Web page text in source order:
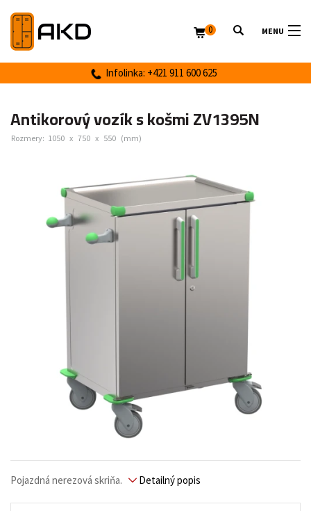
MENU
Infolinka: +421 911 600 625
0
Antikorový vozík s košmi ZV1395N
Rozmery: 1050 x 750 x 550 (mm)
Pojazdná nerezová skriňa. Detailný popis